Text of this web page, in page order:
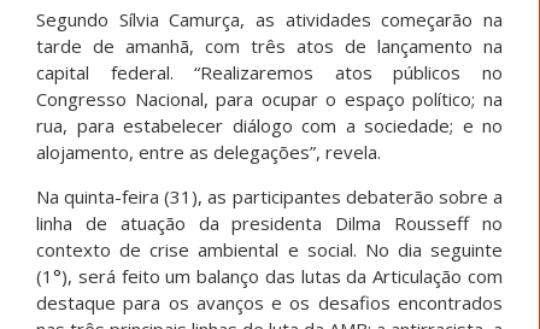
Segundo Sílvia Camurça, as atividades começarão na
tarde de amanhã, com três atos de lançamento na
capital federal. “Realizaremos atos públicos no
Congresso Nacional, para ocupar o espaço político; na
rua, para estabelecer diálogo com a sociedade; e no
alojamento, entre as delegações”, revela.
Na quinta-feira (31), as participantes debaterão sobre a
linha de atuação da presidenta Dilma Rousseff no
contexto de crise ambiental e social. No dia seguinte
(1°), será feito um balanço das lutas da Articulação com
destaque para os avanços e os desafios encontrados